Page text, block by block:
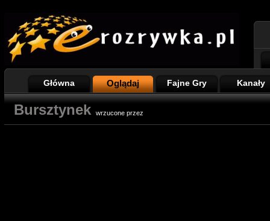
Główna Oglądaj Fajne Gry Kanały
Bursztynek wrzucone przez